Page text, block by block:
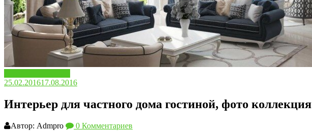
25.02.201617.08.2016
Интерьер для частного дома гостиной, фото коллекция
Автор: Admpro
0 Комментариев